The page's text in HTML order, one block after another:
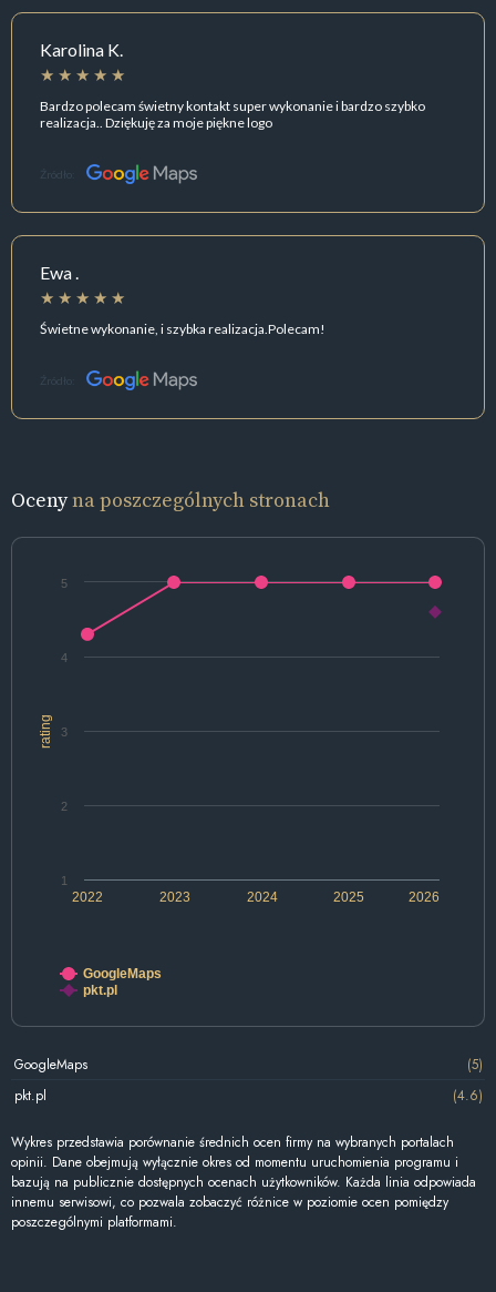
Karolina K.
Bardzo polecam świetny kontakt super wykonanie i bardzo szybko
realizacja.. Dziękuję za moje piękne logo
Źródło:
Ewa .
Świetne wykonanie, i szybka realizacja.Polecam!
Źródło:
Ocenyna poszczególnych stronach
rating
2022 2024 2026
2023 2025
1
2
3
4
5
GoogleMaps
pkt.pl
GoogleMaps
(5)
pkt.pl
(4.6)
Wykres przedstawia porównanie średnich ocen firmy na wybranych portalach
opinii. Dane obejmują wyłącznie okres od momentu uruchomienia programu i
bazują na publicznie dostępnych ocenach użytkowników. Każda linia odpowiada
innemu serwisowi, co pozwala zobaczyć różnice w poziomie ocen pomiędzy
poszczególnymi platformami.